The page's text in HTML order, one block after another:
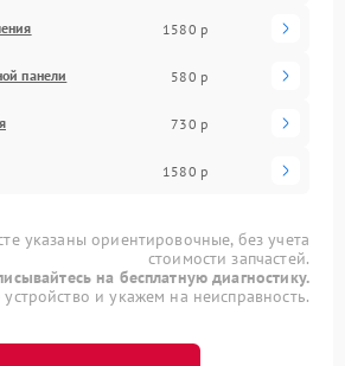
1580 р
панели 580 р
730 р
1580 р
указаны ориентировочные, без учета
стоимости запчастей.
на бесплатную диагностику.
и укажем на неисправность.